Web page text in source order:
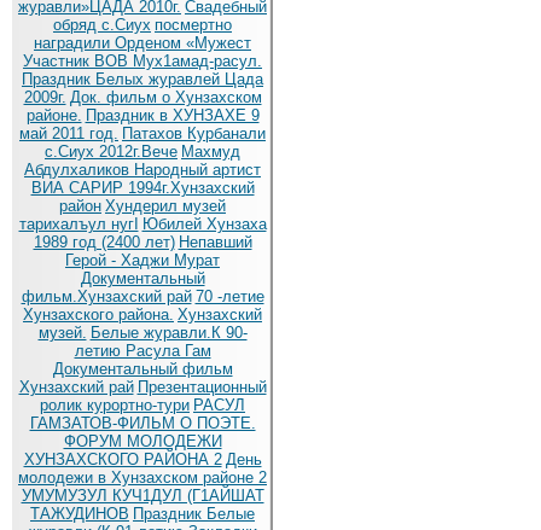
журавли»ЦАДА 2010г. Cвадебный
обряд c.Сиух посмертно
наградили Орденом «Мужест
Участник ВОВ Мух1амад-расул.
Праздник Белых журавлей Цада
2009г. Док. фильм о Хунзахском
районе. Праздник в ХУНЗАХЕ 9
май 2011 год. Патахов Курбанали
с.Сиух 2012г.Вече Махмуд
Абдулхаликов Народный артист
ВИА САРИР 1994г.Хунзахский
район Хундерил музей
тарихалъул нугI Юбилей Хунзаха
1989 год (2400 лет) Непавший
Герой - Хаджи Мурат
Документальный
фильм.Хунзахский рай 70 -летие
Хунзахского района. Хунзахский
музей. Белые журавли.К 90-
летию Расула Гам
Документальный фильм
Хунзахский рай Презентационный
ролик курортно-тури РАСУЛ
ГАМЗАТОВ-ФИЛЬМ О ПОЭТЕ.
ФОРУМ МОЛОДЕЖИ
ХУНЗАХСКОГО РАЙОНА 2 День
молодежи в Хунзахском районе 2
УМУМУЗУЛ КУЧ1ДУЛ (Г1АЙШАТ
ТАЖУДИНОВ Праздник Белые